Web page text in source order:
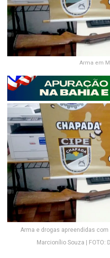
Arma em
Arma e drogas apreendidas
Marcionílio Souza | FOTO: